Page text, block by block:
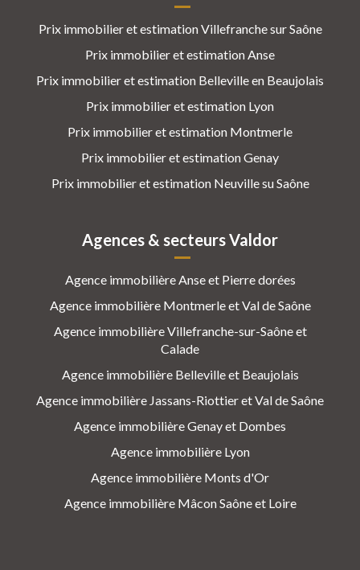
Prix immobilier et estimation Villefranche sur Saône
Prix immobilier et estimation Anse
Prix immobilier et estimation Belleville en Beaujolais
Prix immobilier et estimation Lyon
Prix immobilier et estimation Montmerle
Prix immobilier et estimation Genay
Prix immobilier et estimation Neuville su Saône
Agences & secteurs Valdor
Agence immobilière Anse et Pierre dorées
Agence immobilière Montmerle et Val de Saône
Agence immobilière Villefranche-sur-Saône et
Calade
Agence immobilière Belleville et Beaujolais
Agence immobilière Jassans-Riottier et Val de Saône
Agence immobilière Genay et Dombes
Agence immobilière Lyon
Agence immobilière Monts d'Or
Agence immobilière Mâcon Saône et Loire